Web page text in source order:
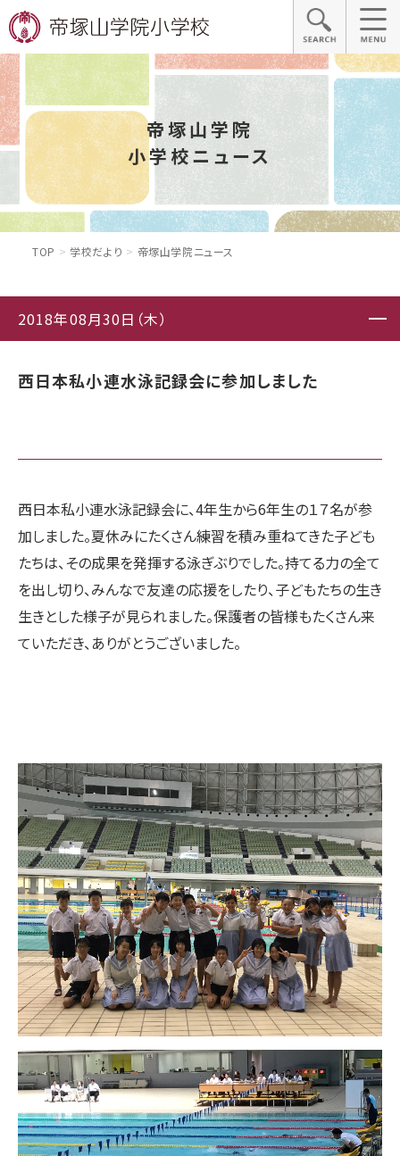
帝塚山学院
小学校ニュース
TOP 学校だより 帝塚山学院ニュース
2018年08月30日（木）
西日本私小連水泳記録会に参加しました
西日本私小連水泳記録会に、4年生から6年生の１７名が参
加しました。夏休みにたくさん練習を積み重ねてきた子ども
たちは、その成果を発揮する泳ぎぶりでした。持てる力の全て
を出し切り、みんなで友達の応援をしたり、子どもたちの生き
生きとした様子が見られました。保護者の皆様もたくさん来
ていただき、ありがとうございました。